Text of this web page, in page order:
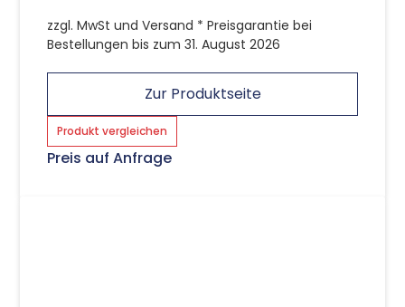
zzgl. MwSt und Versand * Preisgarantie bei
Bestellungen bis zum 31. August 2026
Zur Produktseite
Produkt vergleichen
Preis auf Anfrage